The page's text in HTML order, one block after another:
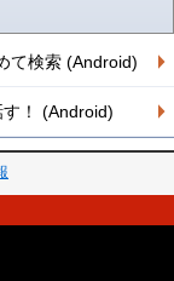
て検索 (Android)
！ (Android)